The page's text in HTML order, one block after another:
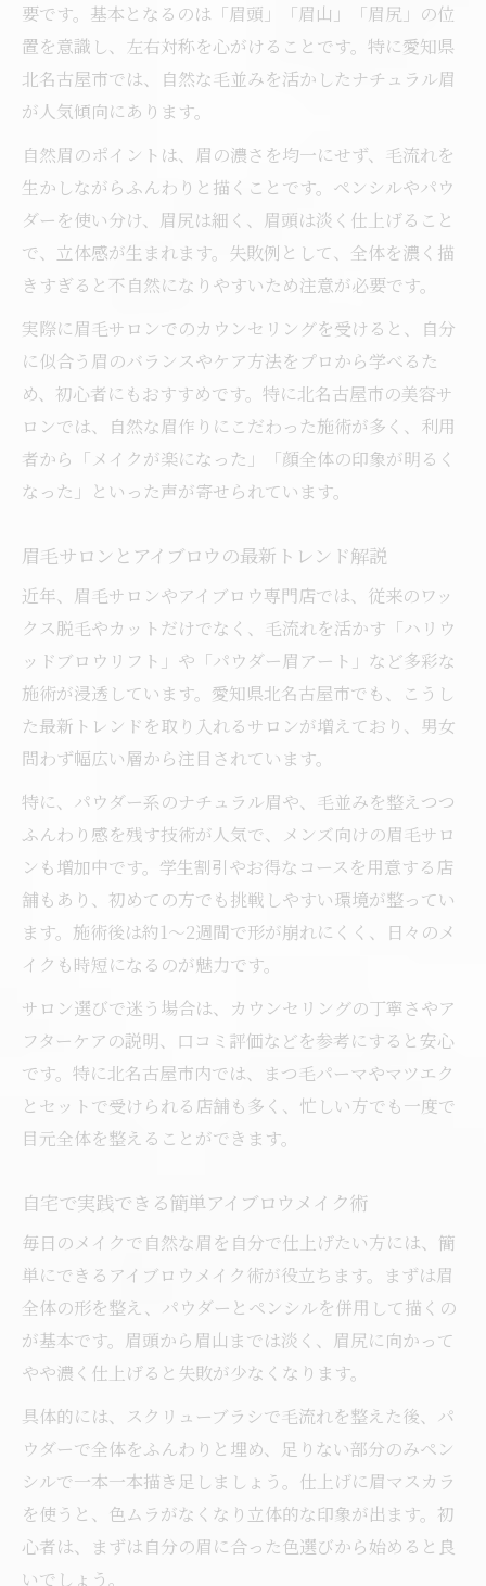
眉毛サロンとアートの違いを徹底比較
アイブロウ施術で異なる仕上がりの特徴
眉毛サロンとアートの選び方と注意点
アイブロウの定着性とコスパを比較検証
サロン通いとセルフメイクのメリット分析
アイブロウ施術回数や頻度の目安を解説
アイブロウデザイン別おすすめポイント
アイブロウ施術で失敗しないコツを伝授
メンズも満足できるアイブロウデザイン案
学生や社会人向けアイブロウの活用術
メンズも安心の北名古屋市アイブロウ情報
メンズ向けアイブロウ施術の最新トレンド
初心者メンズが安心できるアイブロウ選び
メンズ専用眉毛サロン活用のポイント解説
ビジネスにも対応したアイブロウの選択法
ナチュラル眉メイクを日常で楽しむ方法
アイブロウで叶うナチュラル眉メイク術
時短かつ自然な眉を作るアイブロウ活用法
朝のメイク時間を短縮するアイブロウ技術
セルフで試せるアイブロウの実践アドバイ
ス
日常使いに最適なアイブロウのポイント集
要です。基本となるのは「眉頭」「眉山」「眉尻」の位
置を意識し、左右対称を心がけることです。特に愛知県
北名古屋市では、自然な毛並みを活かしたナチュラル眉
が人気傾向にあります。
自然眉のポイントは、眉の濃さを均一にせず、毛流れを
生かしながらふんわりと描くことです。ペンシルやパウ
ダーを使い分け、眉尻は細く、眉頭は淡く仕上げること
で、立体感が生まれます。失敗例として、全体を濃く描
きすぎると不自然になりやすいため注意が必要です。
実際に眉毛サロンでのカウンセリングを受けると、自分
に似合う眉のバランスやケア方法をプロから学べるた
め、初心者にもおすすめです。特に北名古屋市の美容サ
ロンでは、自然な眉作りにこだわった施術が多く、利用
者から「メイクが楽になった」「顔全体の印象が明るく
なった」といった声が寄せられています。
眉毛サロンとアイブロウの最新トレンド解説
近年、眉毛サロンやアイブロウ専門店では、従来のワッ
クス脱毛やカットだけでなく、毛流れを活かす「ハリウ
ッドブロウリフト」や「パウダー眉アート」など多彩な
施術が浸透しています。愛知県北名古屋市でも、こうし
た最新トレンドを取り入れるサロンが増えており、男女
問わず幅広い層から注目されています。
特に、パウダー系のナチュラル眉や、毛並みを整えつつ
ふんわり感を残す技術が人気で、メンズ向けの眉毛サロ
ンも増加中です。学生割引やお得なコースを用意する店
舗もあり、初めての方でも挑戦しやすい環境が整ってい
ます。施術後は約1〜2週間で形が崩れにくく、日々のメ
イクも時短になるのが魅力です。
サロン選びで迷う場合は、カウンセリングの丁寧さやア
フターケアの説明、口コミ評価などを参考にすると安心
です。特に北名古屋市内では、まつ毛パーマやマツエク
とセットで受けられる店舗も多く、忙しい方でも一度で
目元全体を整えることができます。
自宅で実践できる簡単アイブロウメイク術
毎日のメイクで自然な眉を自分で仕上げたい方には、簡
単にできるアイブロウメイク術が役立ちます。まずは眉
全体の形を整え、パウダーとペンシルを併用して描くの
が基本です。眉頭から眉山までは淡く、眉尻に向かって
やや濃く仕上げると失敗が少なくなります。
具体的には、スクリューブラシで毛流れを整えた後、パ
ウダーで全体をふんわりと埋め、足りない部分のみペン
シルで一本一本描き足しましょう。仕上げに眉マスカラ
を使うと、色ムラがなくなり立体的な印象が出ます。初
心者は、まずは自分の眉に合った色選びから始めると良
いでしょう。